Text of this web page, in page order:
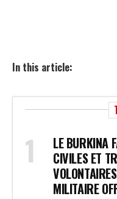
In this article:
LE BURKINA
CIVILES ET
MILITAIRE